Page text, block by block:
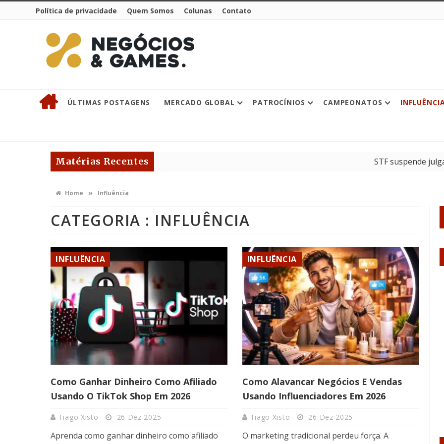
Política de privacidade Quem Somos Colunas Contato
ÚLTIMAS POSTAGENS MERCADO GLOBAL PATROCÍNIOS CAMPEONATOS
Matérias Recentes
STF suspende julgamento
Home » Influência
CATEGORIA : INFLUÊNCIA
INFLUÊNCIA
Como Ganhar Dinheiro Como Afiliado
Usando O TikTok Shop Em 2026
Tiago Xisto 26 Dez 2025
Aprenda como ganhar dinheiro como afiliado
INFLUÊNCIA
Como Alavancar Negócios E Vendas
Usando Influenciadores Em 2026
Tiago Xisto 26 Dez 2025
O marketing tradicional perdeu força. A